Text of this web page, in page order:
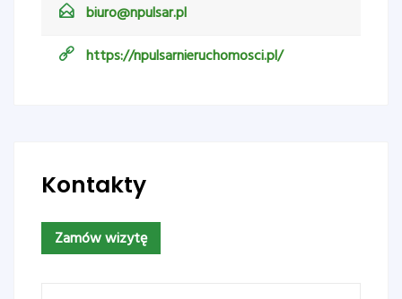
biuro@npulsar.pl
https://npulsarnieruchomosci.pl/
Kontakty
Zamów wizytę